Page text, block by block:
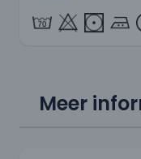
Meer